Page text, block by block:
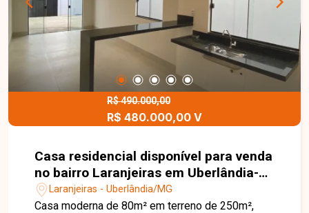
R$ 490.000,00
R$ 480.000,00 V
Casa residencial disponível para venda
no bairro Laranjeiras em Uberlândia-
MGLaranjeiras - Uberlândia/MG
Casa moderna de 80m² em terreno de 250m²,